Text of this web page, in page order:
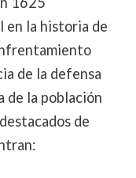
en la historia de
de la defensa
de la población
de